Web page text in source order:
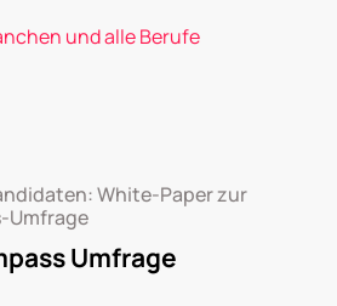
und alle Berufe
White-Paper zur
Umfrage
Umfrage